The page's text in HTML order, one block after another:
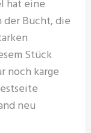
hat eine
Bucht, die
Stück
noch karge
neu